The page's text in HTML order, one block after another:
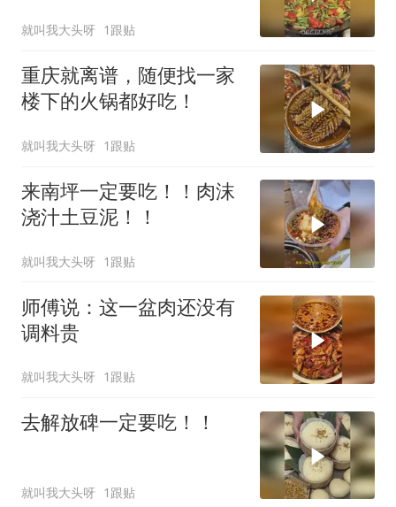
就叫我大头呀 1跟贴
重庆就离谱，随便找一家
楼下的火锅都好吃！
就叫我大头呀 1跟贴
来南坪一定要吃！！肉沫
浇汁土豆泥！！
就叫我大头呀 1跟贴
师傅说：这一盆肉还没有
调料贵
就叫我大头呀 1跟贴
去解放碑一定要吃！！
就叫我大头呀 1跟贴